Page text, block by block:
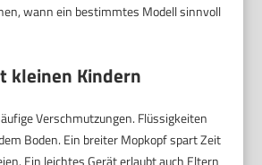
wann ein bestimmtes Modell sinnvoll
kleinen Kindern
Verschmutzungen. Flüssigkeiten
Boden. Ein breiter Mopkopf spart Zeit
Ein leichtes Gerät erlaubt auch Eltern